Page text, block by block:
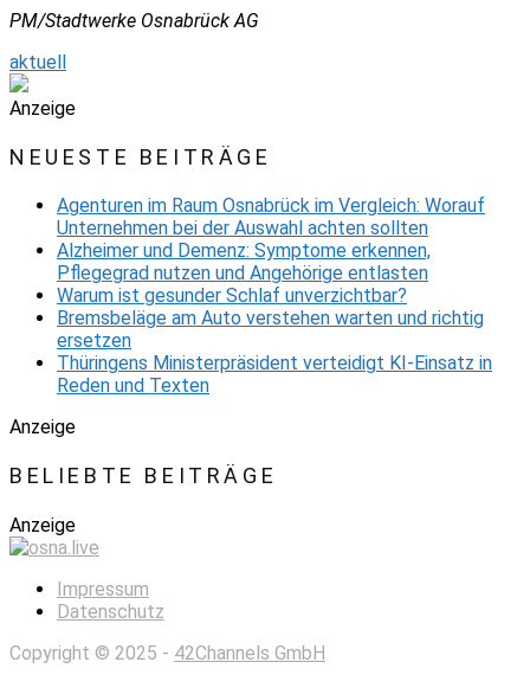
PM/Stadtwerke Osnabrück AG
aktuell
Anzeige
NEUESTE BEITRÄGE
Agenturen im Raum Osnabrück im Vergleich: Worauf
Unternehmen bei der Auswahl achten sollten
Alzheimer und Demenz: Symptome erkennen,
Pflegegrad nutzen und Angehörige entlasten
Warum ist gesunder Schlaf unverzichtbar?
Bremsbeläge am Auto verstehen warten und richtig
ersetzen
Thüringens Ministerpräsident verteidigt KI-Einsatz in
Reden und Texten
Anzeige
BELIEBTE BEITRÄGE
Anzeige
Impressum
Datenschutz
Copyright © 2025 - 42Channels GmbH